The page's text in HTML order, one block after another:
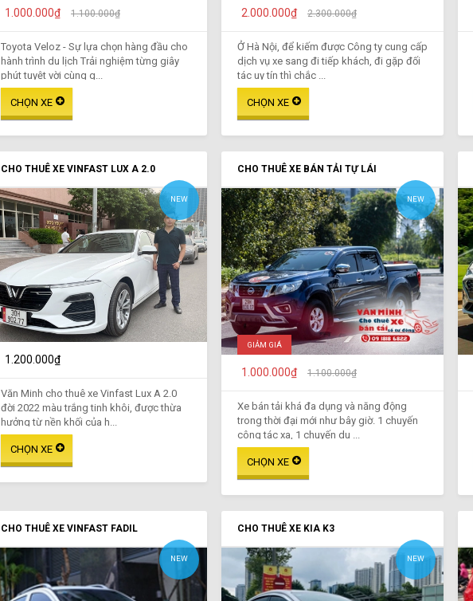
1.000.000₫ 1.100.000₫
Toyota Veloz - Sự lựa chọn hàng đầu cho
hành trình du lịch Trải nghiệm từng giây
phút tuyệt vời cùng g...
2.000.000₫ 2.300.000₫
Ở Hà Nội, để kiếm được Công ty cung cấp
dịch vụ xe sang đi tiếp khách, đi gặp đối
tác uy tín thì chắc ...
CHO THUÊ XE VINFAST LUX A 2.0
NEW
1.200.000₫
Văn Minh cho thuê xe Vinfast Lux A 2.0
đời 2022 màu trắng tinh khôi, được thừa
hưởng từ nền khối của h...
CHO THUÊ XE BÁN TẢI TỰ LÁI
NEW
GIẢM GIÁ
1.000.000₫ 1.100.000₫
Xe bán tải khá đa dụng và năng động
trong thời đại mới như bây giờ. 1 chuyến
công tác xa, 1 chuyến du ...
CHO THUÊ XE VINFAST FADIL
NEW
CHO THUÊ XE KIA K3
NEW